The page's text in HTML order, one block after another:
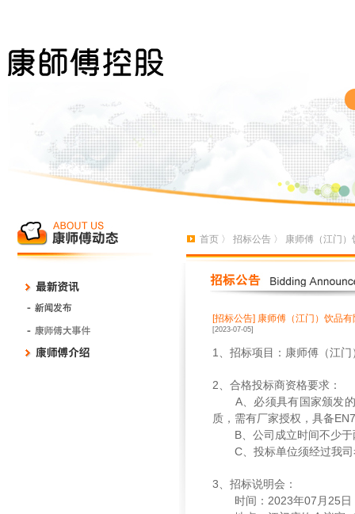
首页 〉 招标公告 〉 康师傅（江门
[招标公告] 康师傅（江门）饮品
[2023-07-05]
1 、招标项目：康师傅（江
2 、合格投标商资格要求：
A、必须具有国家颁发
质，需有厂家授权，具备
B 、公司成立时间不少
C 、投标单位须经过我
3 、招标说明会：
时间： 2023年07 月 25